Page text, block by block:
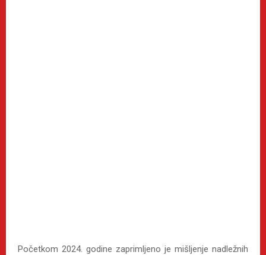
Početkom 2024. godine zaprimljeno je mišljenje nadležnih